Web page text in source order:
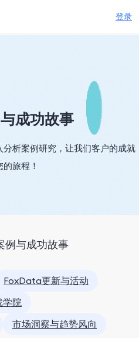
登录
成功故事
析案例研究，让我们客户的成就
旅程！
例与成功故事
FoxData更新与活动
学院
市场洞察与趋势风向